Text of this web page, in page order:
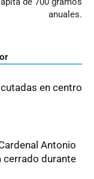
anuales.
en centro
Antonio
cerrado durante